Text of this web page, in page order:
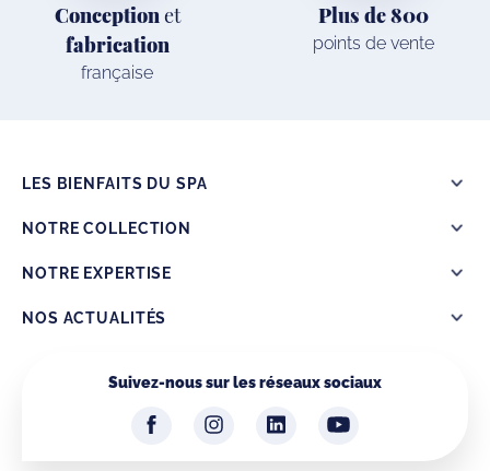
Conception et
fabrication
française
Plus de 800
points de vente
LES BIENFAITS DU SPA
NOTRE COLLECTION
NOTRE EXPERTISE
NOS ACTUALITÉS
Suivez-nous sur les réseaux sociaux
Kinedo FacebookKinedo Instagram
Kinedo LinkedIn